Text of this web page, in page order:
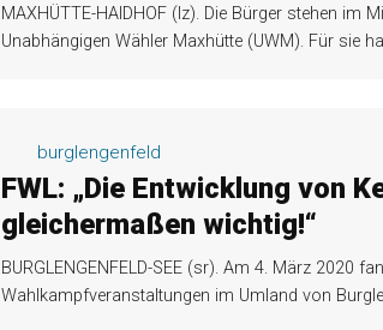
MAXHÜTTE-HAIDHOF (lz). Die Bürger stehen im
Unabhängigen Wähler Maxhütte (UWM). Für sie
burglengenfeld
FWL: „Die Entwicklung von
gleichermaßen wichtig!“
BURGLENGENFELD-SEE (sr). Am 4. März 2020
Wahlkampfveranstaltungen im Umland von